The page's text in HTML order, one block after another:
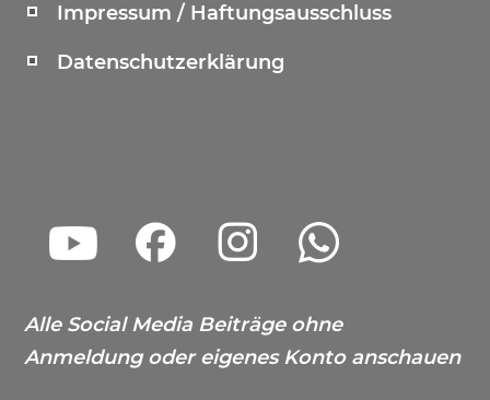
Impressum / Haftungsausschluss
Datenschutzerklärung
Alle Social Media Beiträge ohne
Anmeldung oder eigenes Konto anschauen